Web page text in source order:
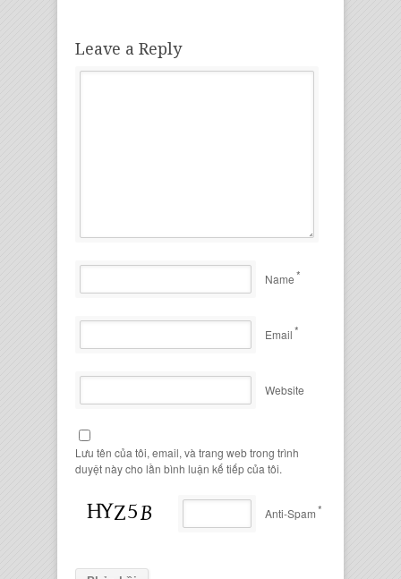
Leave a Reply
Name*
Email*
Website
Lưu tên của tôi, email, và trang web trong trình
duyệt này cho lần bình luận kế tiếp của tôi.
Anti-Spam*